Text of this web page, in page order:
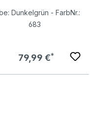
Dunkelgrün - FarbNr.:
683
Regulärer Preis:
79,99 €